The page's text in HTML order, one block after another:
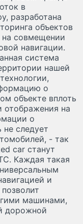
в
разработана
объектов
совмещении
навигации.
система
нашей
о
объекте вплоть
отображения на
о
следует
- так
car станут
Каждая такая
и
машинами,
дорожной